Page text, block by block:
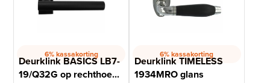
6% kassakorting
Deurklink BASICS LB7-
19/Q32G op rechthoe...
6% kassakorting
Deurklink TIMELESS
1934MRO glans